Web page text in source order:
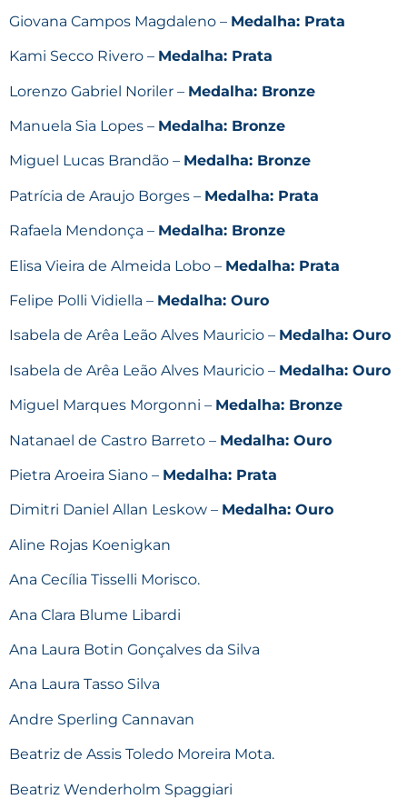
Giovana Campos Magdaleno – Medalha: Prata
Kami Secco Rivero – Medalha: Prata
Lorenzo Gabriel Noriler – Medalha: Bronze
Manuela Sia Lopes – Medalha: Bronze
Miguel Lucas Brandão – Medalha: Bronze
Patrícia de Araujo Borges – Medalha: Prata
Rafaela Mendonça – Medalha: Bronze
Elisa Vieira de Almeida Lobo – Medalha: Prata
Felipe Polli Vidiella – Medalha: Ouro
Isabela de Arêa Leão Alves Mauricio – Medalha: Ouro
Isabela de Arêa Leão Alves Mauricio – Medalha: Ouro
Miguel Marques Morgonni – Medalha: Bronze
Natanael de Castro Barreto – Medalha: Ouro
Pietra Aroeira Siano – Medalha: Prata
Dimitri Daniel Allan Leskow – Medalha: Ouro
Aline Rojas Koenigkan
Ana Cecília Tisselli Morisco.
Ana Clara Blume Libardi
Ana Laura Botin Gonçalves da Silva
Ana Laura Tasso Silva
Andre Sperling Cannavan
Beatriz de Assis Toledo Moreira Mota.
Beatriz Wenderholm Spaggiari